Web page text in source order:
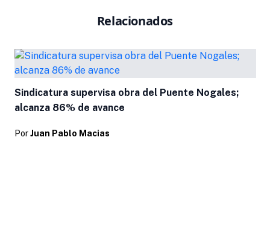
Relacionados
Sindicatura supervisa obra del Puente Nogales;
alcanza 86% de avance
Por Juan Pablo Macias